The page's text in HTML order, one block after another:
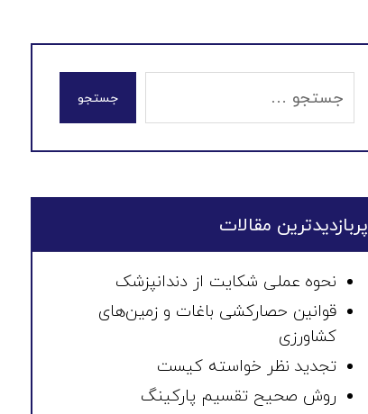
جستجو
پربازدیدترین مقالات
نحوه عملی شکایت از دندانپزشک
قوانین حصارکشی باغات و زمین‌های
کشاورزی
تجدید نظر خواسته کیست
روش صحیح تقسیم پارکینگ